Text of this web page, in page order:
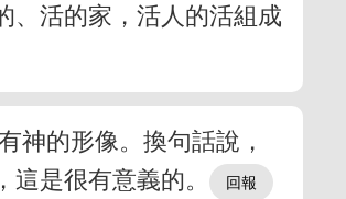
、活的家，活人的活組成
神的形像。換句話說，
是很有意義的。